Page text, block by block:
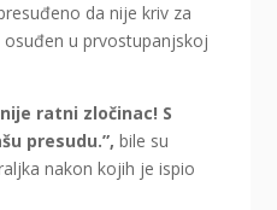
da nije kriv za
u prvostupanjskoj
ratni zločinac! S
presudu.”, bile su
nakon kojih je ispio